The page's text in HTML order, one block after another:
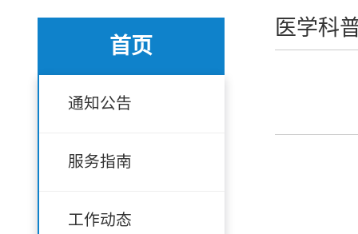
首页
通知公告
服务指南
工作动态
医学科